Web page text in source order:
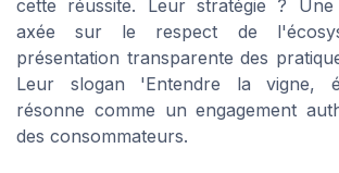
cette réussite. Leur stratégie ? Une
axée sur le respect de
présentation transparente des
Leur slogan 'Entendre la vigne,
résonne comme un engagement
des consommateurs.